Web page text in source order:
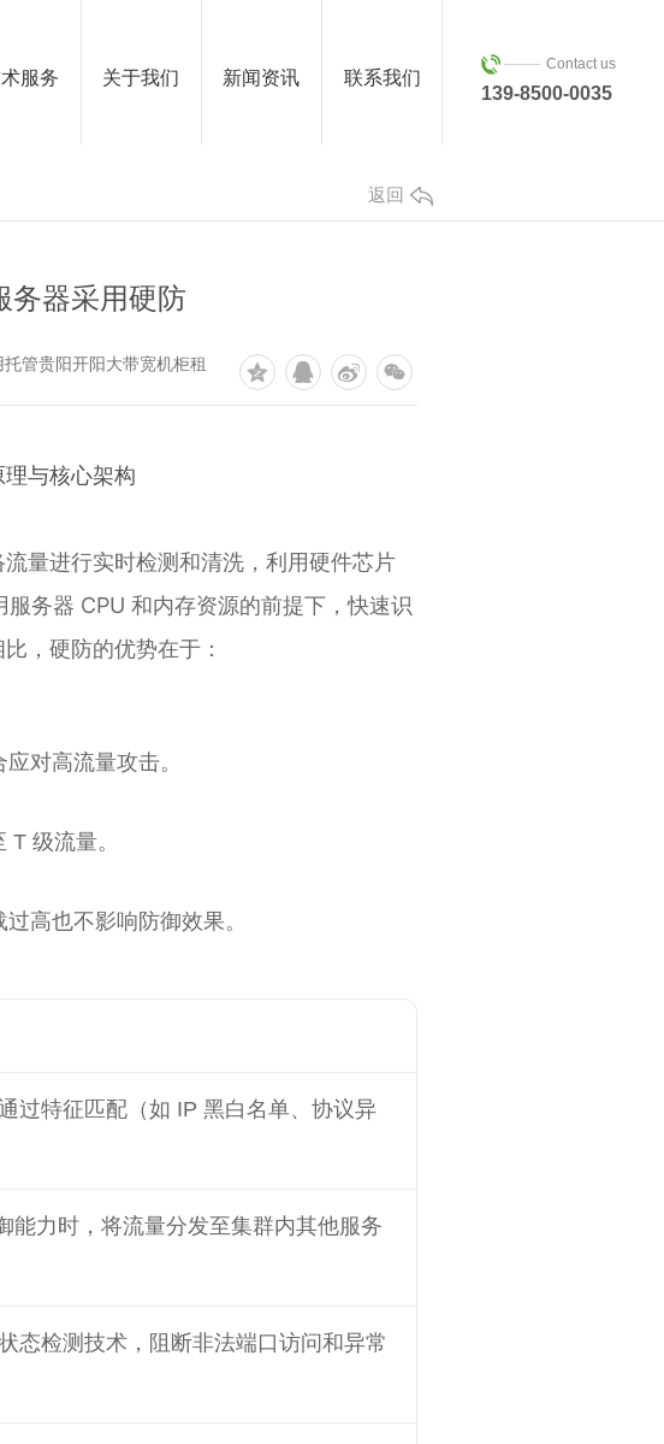
服务 关于我们 新闻资讯 联系我们
Contact us
139-8500-0035
返回
务器采用硬防
管贵阳开阳大带宽机柜租
与核心架构
量进行实时检测和清洗，利用硬件芯片
务器 CPU 和内存资源的前提下，快速识
，硬防的优势在于：
对高流量攻击。
T 级流量。
高也不影响防御效果。
过特征匹配（如 IP 黑白名单、协议异
能力时，将流量分发至集群内其他服务
态检测技术，阻断非法端口访问和异常